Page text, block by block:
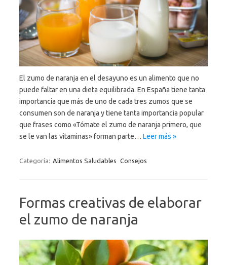
El zumo de naranja en el desayuno es un alimento que no
puede faltar en una dieta equilibrada. En España tiene tanta
importancia que más de uno de cada tres zumos que se
consumen son de naranja y tiene tanta importancia popular
que frases como «Tómate el zumo de naranja primero, que
se le van las vitaminas» forman parte… Leer más »
Categoría: Alimentos Saludables Consejos
Formas creativas de elaborar
el zumo de naranja